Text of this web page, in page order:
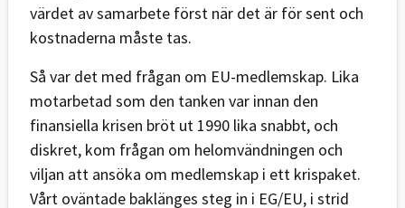
värdet av samarbete först när det är för sent och
kostnaderna måste tas.
Så var det med frågan om EU-medlemskap. Lika
motarbetad som den tanken var innan den
finansiella krisen bröt ut 1990 lika snabbt, och
diskret, kom frågan om helomvändningen och
viljan att ansöka om medlemskap i ett krispaket.
Vårt oväntade baklänges steg in i EG/EU, i strid